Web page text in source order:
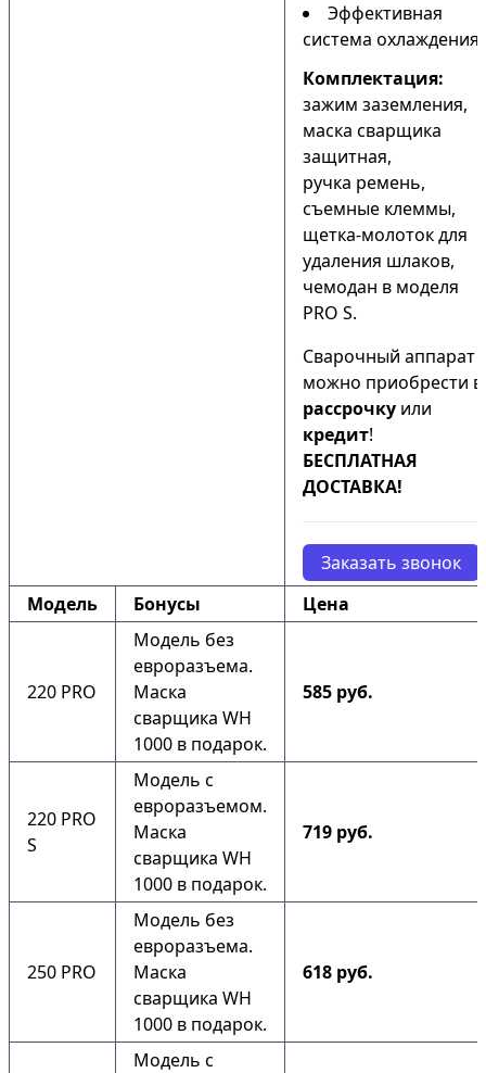
Эффективная
система охлаждения.
Комплектация:
зажим заземления,
маска сварщика
защитная,
ручка ремень,
съемные клеммы,
щетка-молоток для
удаления шлаков,
чемодан в моделя
PRO S.
Сварочный аппарат
можно приобрести в
рассрочку или
кредит!
БЕСПЛАТНАЯ
ДОСТАВКА!
Заказать звонок
Модель
Бонусы Цена
220 PRO
Модель без
евроразъема.
Маска
сварщика WH
1000 в подарок.
585 руб.
220 PRO
S
Модель с
евроразъемом.
Маска
сварщика WH
1000 в подарок.
719 руб.
250 PRO
Модель без
евроразъема.
Маска
сварщика WH
1000 в подарок.
618 руб.
Модель с